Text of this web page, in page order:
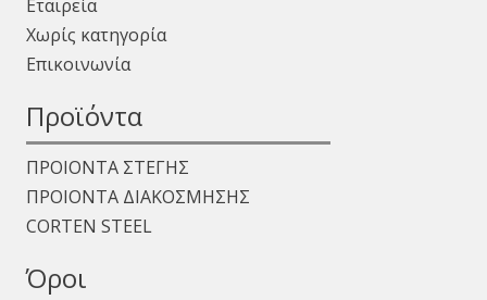
Εταιρεία
Χωρίς κατηγορία
Επικοινωνία
Προϊόντα
ΠΡΟΙΟΝΤΑ ΣΤΕΓΗΣ
ΠΡΟΙΟΝΤΑ ΔΙΑΚΟΣΜΗΣΗΣ
CORTEN STEEL
Όροι